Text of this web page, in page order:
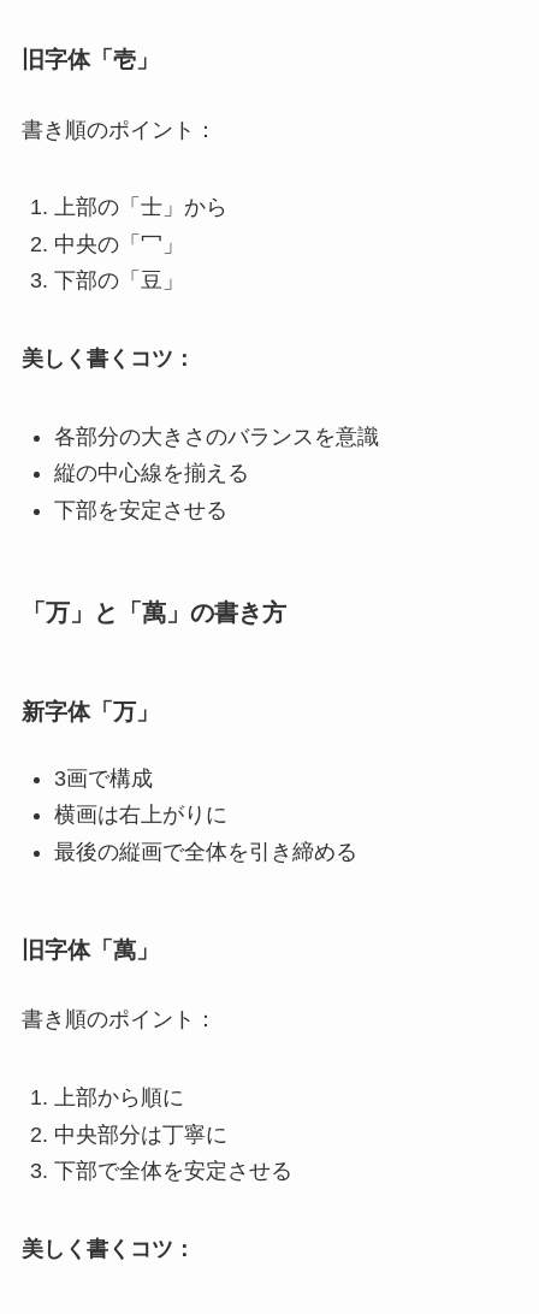
旧字体「壱」
書き順のポイント：
上部の「士」から
中央の「冖」
下部の「豆」
美しく書くコツ：
各部分の大きさのバランスを意識
縦の中心線を揃える
下部を安定させる
「万」と「萬」の書き方
新字体「万」
3画で構成
横画は右上がりに
最後の縦画で全体を引き締める
旧字体「萬」
書き順のポイント：
上部から順に
中央部分は丁寧に
下部で全体を安定させる
美しく書くコツ：